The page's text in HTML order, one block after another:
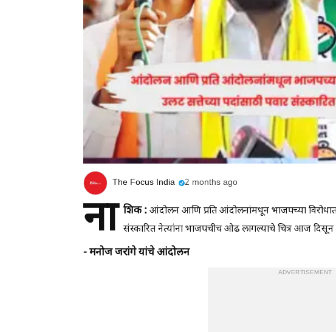
The Focus India 2 months ago
ना शिक :आंदोलन आणि प्रति आंदोलनांमधून भाजपच्या
संस्कारित नेत्यांना भाजपचीच ओढ लागल्याचे चित्र आज
- मनोज जरांगे यांचे आंदोलन
ADVERTISEMENT